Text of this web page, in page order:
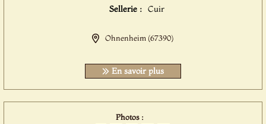
Sellerie : Cuir
Ohnenheim (67390)
En savoir plus
Photos :